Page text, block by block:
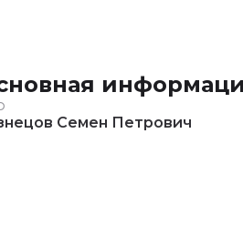
Кузнецов Семен Петрович